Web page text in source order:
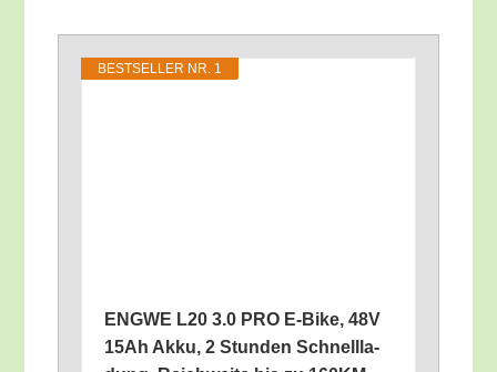
BEST­SEL­LER NR. 1
ENGWE L20 3.0 PRO E‑Bike, 48V
15Ah Akku, 2 Stun­den Schnell­la­